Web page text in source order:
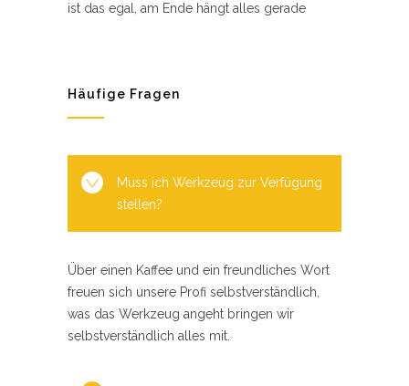
ist das egal, am Ende hängt alles gerade
Häufige Fragen
Muss ich Werkzeug zur Verfügung
stellen?
Über einen Kaffee und ein freundliches Wort
freuen sich unsere Profi selbstverständlich,
was das Werkzeug angeht bringen wir
selbstverständlich alles mit.